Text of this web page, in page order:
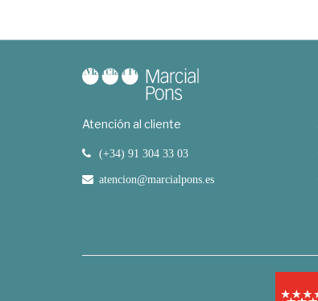
Atención al cliente
(+34) 91 304 33 03
atencion@marcialpons.es